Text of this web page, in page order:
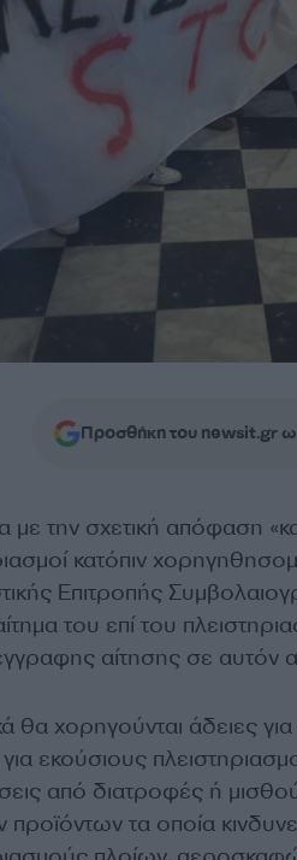
Προσθήκη του newsit.gr
την σχετική απόφαση
κατόπιν
Επιτροπής
του επί του
αίτησης σε αυτόν
θα χορηγούνται άδειες
εκούσιους
από διατροφές ή
τα οποία